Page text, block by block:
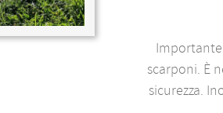
scarponi. È
sicurezza.